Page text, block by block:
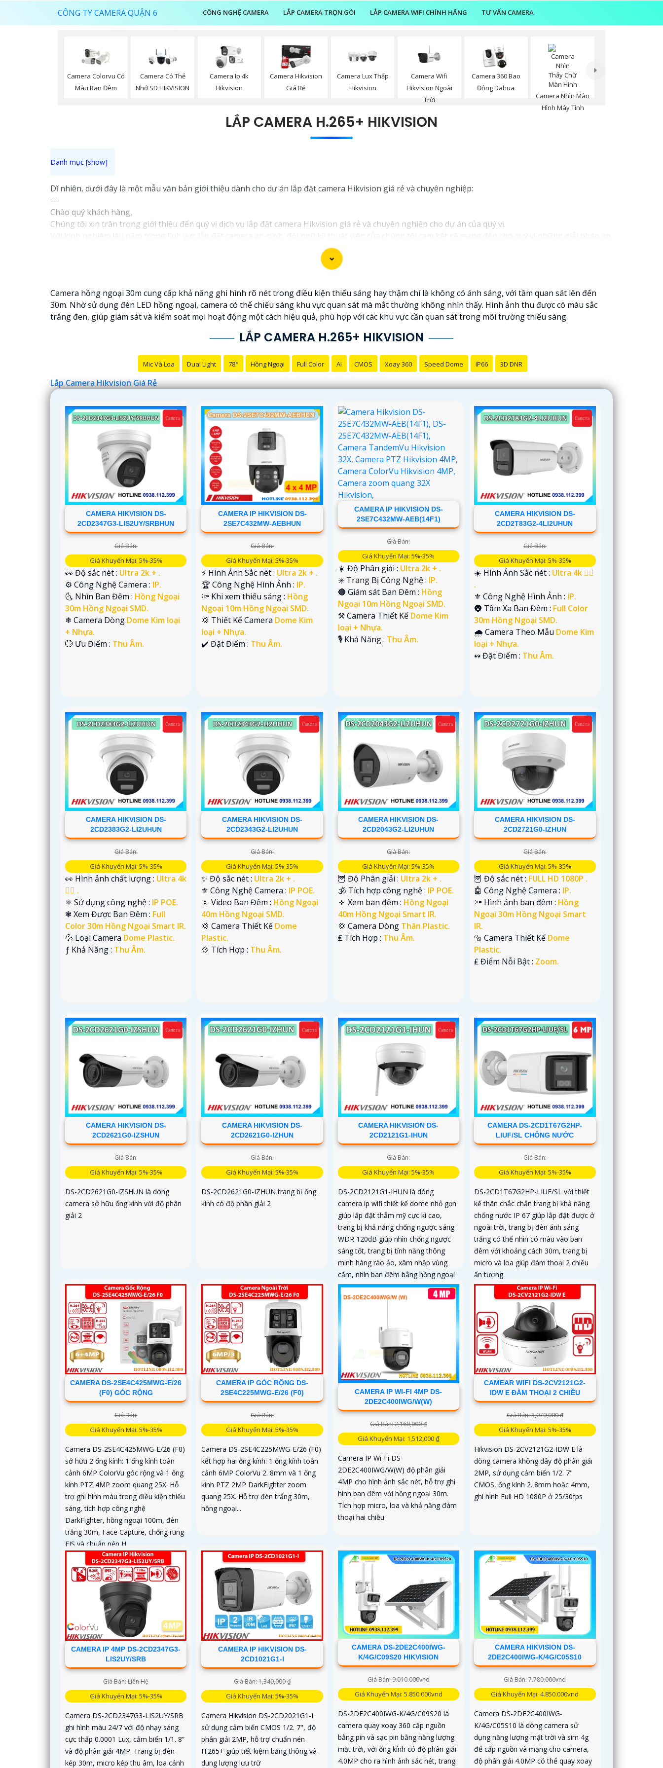
CÔNG TY CAMERA QUẬN 6 CÔNG NGHỆ CAMERA LẮP CAMERA TRỌN GÓI LẮP CAMERA WIFI CHÍNH HÃNG TƯ VẤN CAMERA
Camera Colorvu Có
Màu Ban Đêm
Camera Có Thẻ
Nhớ SD HIKVISION
Camera Ip 4k
Hikvision
Camera Hikvision
Giá Rẻ
Camera Lux Thấp
Hikvision
Camera Wifi
Hikvision Ngoài
Trời
Camera 360 Bao
Động Dahua
Camera Nhìn Màn
Hình Máy Tính
LẮP CAMERA H.265+ HIKVISION
Dĩ nhiên, dưới đây là một mẫu văn bản giới thiệu dành cho dự án lắp đặt camera Hikvision giá rẻ và chuyên nghiệp:
---
Chào quý khách hàng,
Chúng tôi xin trân trọng giới thiệu đến quý vị dịch vụ lắp đặt camera Hikvision giá rẻ và chuyên nghiệp cho dự án của quý vị.
Với kinh nghiệm lâu năm trong lĩnh vực lắp đặt camera an ninh, đội ngũ kỹ thuật viên của chúng tôi cam kết sẽ mang đến cho quý vị những giải pháp an
Camera của Hikvision được biết đến là một trong những thương hiệu hàng đầu thế giới về giải pháp an ninh video. Với các tính năng và công nghệ tiên
chất lượng hình ảnh sắc nét mà còn đem đến sự tin cậy và an toàn cho dự án của quý vị.
Camera hồng ngoại 30m cung cấp khả năng ghi hình rõ nét trong điều kiện thiếu sáng hay thậm chí là không có ánh sáng, với tầm quan sát lên đến
30m. Nhờ sử dụng đèn LED hồng ngoại, camera có thể chiếu sáng khu vực quan sát mà mắt thường không nhìn thấy. Hình ảnh thu được có màu sắc
trắng đen, giúp giám sát và kiểm soát mọi hoạt động một cách hiệu quả, phù hợp với các khu vực cần quan sát trong môi trường thiếu sáng.
LẮP CAMERA H.265+ HIKVISION
Mic Và Loa Dual Light 78° Hồng Ngoại Full Color AI CMOS Xoay 360 Speed Dome IP66 3D DNR
Lắp Camera Hikvision Giá Rẻ
CAMERA HIKVISION DS-
2CD2347G3-LIS2UY/SRBHUN
Giá Bán:
Giá Khuyến Mại: 5%-35%
👀 Độ sắc nét : Ultra 2k + .
⚙ Công Nghệ Camera : IP.
🌜 Nhìn Ban Đêm : Hồng Ngoại
30m Hồng Ngoại SMD.
❄ Camera Dòng Dome Kim loại
+ Nhựa.
️💮 Ưu Điểm : Thu Âm.
CAMERA IP HIKVISION DS-
2SE7C432MW-AEBHUN
Giá Bán:
Giá Khuyến Mại: 5%-35%
️⚡ Hình Ảnh Sắc nét : Ultra 2k + .
🏆 Công Nghệ Hình Ảnh : IP.
🔦 Khi xem thiếu sáng : Hồng
Ngoại 10m Hồng Ngoại SMD.
💢 Thiết Kế Camera Dome Kim
loại + Nhựa.
️✔️ Đặt Điểm : Thu Âm.
CAMERA IP HIKVISION DS-
2SE7C432MW-AEB(14F1)
Giá Bán:
Giá Khuyến Mại: 5%-35%
☀️ Độ Phân giải : Ultra 2k + .
✳️ Trang Bị Công Nghệ : IP.
🔴 Giám sát Ban Đêm : Hồng
Ngoại 10m Hồng Ngoại SMD.
⚒ Camera Thiết Kế Dome Kim
loại + Nhựa.
️🎙 Khả Năng : Thu Âm.
CAMERA HIKVISION DS-
2CD2T83G2-4LI2UHUN
Giá Bán:
Giá Khuyến Mại: 5%-35%
☀️ Hình Ảnh Sắc nét : Ultra 4k 👍🏾
.
⚜️ Công Nghệ Hình Ảnh : IP.
🌚 Tầm Xa Ban Đêm : Full Color
30m Hồng Ngoại SMD.
🌧️ Camera Theo Mẫu Dome Kim
loại + Nhựa.
️↭ Đặt Điểm : Thu Âm.
CAMERA HIKVISION DS-
2CD2383G2-LI2UHUN
Giá Bán:
Giá Khuyến Mại: 5%-35%
👀 Hình ảnh chất lượng : Ultra 4k
👍🏾 .
⚛️ Sử dụng công nghệ : IP POE.
❃ Xem Được Ban Đêm : Full
Color 30m Hồng Ngoại Smart IR.
💦 Loại Camera Dome Plastic.
️ƒ Khả Năng : Thu Âm.
CAMERA HIKVISION DS-
2CD2343G2-LI2UHUN
Giá Bán:
Giá Khuyến Mại: 5%-35%
✨ Độ sắc nét : Ultra 2k + .
⚜️ Công Nghệ Camera : IP POE.
🔅 Video Ban Đêm : Hồng Ngoại
40m Hồng Ngoại SMD.
💢 Camera Thiết Kế Dome
Plastic.
️💠 Tích Hợp : Thu Âm.
CAMERA HIKVISION DS-
2CD2043G2-LI2UHUN
Giá Bán:
Giá Khuyến Mại: 5%-35%
🦉 Độ Phân giải : Ultra 2k + .
🕉️ Tích hợp công nghệ : IP POE.
🔅 Xem ban đêm : Hồng Ngoại
40m Hồng Ngoại Smart IR.
💢 Camera Dòng Thân Plastic.
️₤ Tích Hợp : Thu Âm.
CAMERA HIKVISION DS-
2CD2721G0-IZHUN
Giá Bán:
Giá Khuyến Mại: 5%-35%
🦉 Độ sắc nét : FULL HD 1080P .
🤖️ Công Nghệ Camera : IP.
🔦 Hình ảnh ban đêm : Hồng
Ngoại 30m Hồng Ngoại Smart
IR.
🔩 Camera Thiết Kế Dome
Plastic.
️₤ Điểm Nỗi Bật : Zoom.
CAMERA HIKVISION DS-
2CD2621G0-IZSHUN
Giá Bán:
Giá Khuyến Mại: 5%-35%
DS-2CD2621G0-IZSHUN là dòng
camera sở hữu ống kính với độ phân
giải 2
CAMERA HIKVISION DS-
2CD2621G0-IZHUN
Giá Bán:
Giá Khuyến Mại: 5%-35%
DS-2CD2621G0-IZHUN trang bị ống
kính có độ phân giải 2
CAMERA HIKVISION DS-
2CD2121G1-IHUN
Giá Bán:
Giá Khuyến Mại: 5%-35%
DS-2CD2121G1-IHUN là dòng
camera ip wifi thiết kế dome nhỏ gọn
giúp lắp đặt thẫm mỹ cực kì cao,
trang bị khả năng chống ngược sáng
WDR 120dB giúp nhìn chống ngược
sáng tốt, trang bị tính năng thông
minh hàng rào ảo, xâm nhập vùng
cấm, nhìn ban đêm bằng hồng ngoại
30m
CAMERA DS-2CD1T67G2HP-
LIUF/SL CHỐNG NƯỚC
Giá Bán:
Giá Khuyến Mại: 5%-35%
DS-2CD1T67G2HP-LIUF/SL với thiết
kế thân chắc chắn trang bị khả năng
chống nước IP 67 giúp lắp đặt được ở
ngoài trời, trang bị đèn ánh sáng
trắng có thể nhìn có màu vào ban
đêm với khoảng cách 30m, trang bị
micro và loa giúp đàm thoại 2 chiều
ấn tượng
CAMERA DS-2SE4C425MWG-E/26
(F0) GÓC RỘNG
Giá Bán:
Giá Khuyến Mại: 5%-35%
Camera DS-2SE4C425MWG-E/26 (F0)
sở hữu 2 ống kính: 1 ống kính toàn
cảnh 6MP ColorVu góc rộng và 1 ống
kính PTZ 4MP zoom quang 25X. Hỗ
trợ ghi hình màu trong điều kiện thiếu
sáng, tích hợp công nghệ
DarkFighter, hồng ngoại 100m, đèn
trắng 30m, Face Capture, chống rung
EIS và chuẩn nén H
CAMERA IP GÓC RỘNG DS-
2SE4C225MWG-E/26 (F0)
Giá Bán:
Giá Khuyến Mại: 5%-35%
Camera DS-2SE4C225MWG-E/26 (F0)
kết hợp hai ống kính: 1 ống kính toàn
cảnh 6MP ColorVu 2. 8mm và 1 ống
kính PTZ 2MP DarkFighter zoom
quang 25X. Hỗ trợ đèn trắng 30m,
hồng ngoại...
CAMERA IP WI-FI 4MP DS-
2DE2C400IWG/W(W)
Giá Bán: 2,160,000 ₫
Giá Khuyến Mại: 1,512,000 ₫
Camera IP Wi-Fi DS-
2DE2C400IWG/W(W) độ phân giải
4MP cho hình ảnh sắc nét, hỗ trợ ghi
hình ban đêm với hồng ngoại 30m.
Tích hợp micro, loa và khả năng đàm
thoại hai chiều
CAMEAR WIFI DS-2CV2121G2-
IDW E ĐÀM THOẠI 2 CHIỀU
Giá Bán: 3,070,000 ₫
Giá Khuyến Mại: 5%-35%
Hikvision DS-2CV2121G2-IDW E là
dòng camera không dây độ phân giải
2MP, sử dụng cảm biến 1/2. 7"
CMOS, ống kính 2. 8mm hoặc 4mm,
ghi hình Full HD 1080P ở 25/30fps
CAMERA IP 4MP DS-2CD2347G3-
LIS2UY/SRB
Giá Bán: Liên Hệ
Giá Khuyến Mại: 5%-35%
Camera DS-2CD2347G3-LIS2UY/SRB
ghi hình màu 24/7 với độ nhạy sáng
cực thấp 0.0001 Lux, cảm biến 1/1. 8”
và độ phân giải 4MP. Trang bị đèn
kép 30m, micro kép thu âm, loa cảnh
CAMERA IP HIKVISION DS-
2CD1021G1-I
Giá Bán: 1,340,000 ₫
Giá Khuyến Mại: 5%-35%
Camera Hikvision DS-2CD2021G1-I
sử dụng cảm biến CMOS 1/2. 7", độ
phân giải 2MP, hỗ trợ chuẩn nén
H.265+ giúp tiết kiệm băng thông và
dung lượng lưu trữ
CAMERA DS-2DE2C400IWG-
K/4G/C09S20 HIKVISION
Giá Bán: 9.010.000vnd
Giá Khuyến Mại: 5.850.000vnd
DS-2DE2C400IWG-K/4G/C09S20 là
camera quay xoay 360 cấp nguồn
bằng pin và sạc pin bằng năng lượng
mặt trời, với ống kính có độ phân giải
4.0MP cho ra hình ảnh sắc nét, trang
CAMERA HIKVISION DS-
2DE2C400IWG-K/4G/C05S10
Giá Bán: 7.780.000vnd
Giá Khuyến Mại: 4.850.000vnd
Camera DS-2DE2C400IWG-
K/4G/C05S10 là dòng camera sử
dụng năng lượng mặt trời và sim 4g
để cấp nguồn và mạng cho camera,
độ phân giải 4.0MP có thể quay xoay